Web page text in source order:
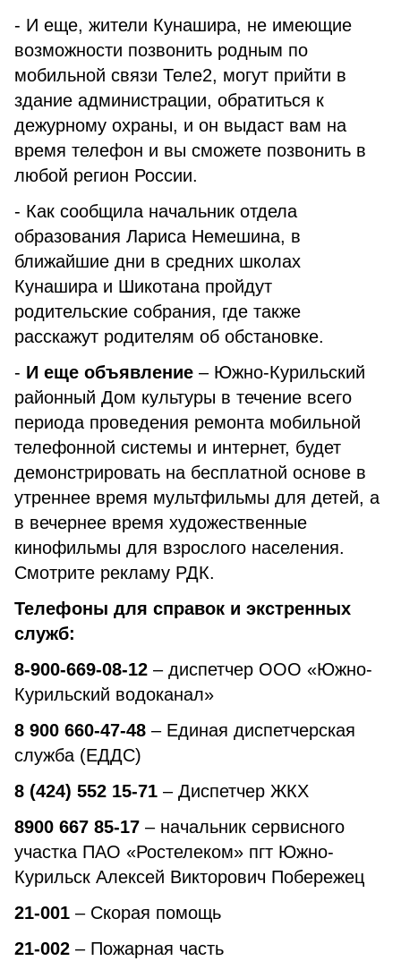
- И еще, жители Кунашира, не имеющие
возможности позвонить родным по
мобильной связи Теле2, могут прийти в
здание администрации, обратиться к
дежурному охраны, и он выдаст вам на
время телефон и вы сможете позвонить в
любой регион России.
- Как сообщила начальник отдела
образования Лариса Немешина, в
ближайшие дни в средних школах
Кунашира и Шикотана пройдут
родительские собрания, где также
расскажут родителям об обстановке.
- И еще объявление – Южно-Курильский
районный Дом культуры в течение всего
периода проведения ремонта мобильной
телефонной системы и интернет, будет
демонстрировать на бесплатной основе в
утреннее время мультфильмы для детей, а
в вечернее время художественные
кинофильмы для взрослого населения.
Смотрите рекламу РДК.
Телефоны для справок и экстренных
служб:
8-900-669-08-12 – диспетчер ООО «Южно-
Курильский водоканал»
8 900 660-47-48 – Единая диспетчерская
служба (ЕДДС)
8 (424) 552 15-71 – Диспетчер ЖКХ
8900 667 85-17 – начальник сервисного
участка ПАО «Ростелеком» пгт Южно-
Курильск Алексей Викторович Побережец
21-001 – Скорая помощь
21-002 – Пожарная часть